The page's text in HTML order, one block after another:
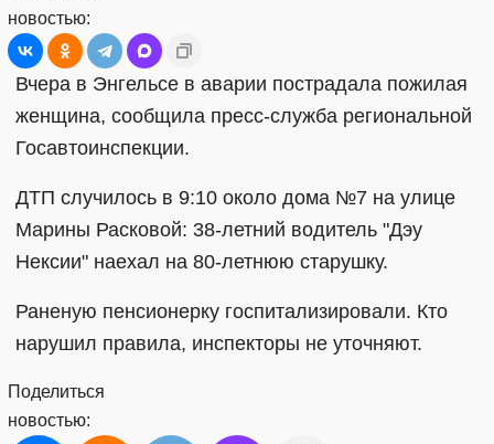
новостью:
Вчера в Энгельсе в аварии пострадала пожилая
женщина, сообщила пресс-служба региональной
Госавтоинспекции.
ДТП случилось в 9:10 около дома №7 на улице
Марины Расковой: 38-летний водитель "Дэу
Нексии" наехал на 80-летнюю старушку.
Раненую пенсионерку госпитализировали. Кто
нарушил правила, инспекторы не уточняют.
Поделиться
новостью: